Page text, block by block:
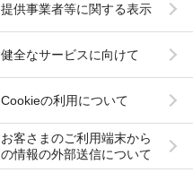
提供事業者等に関する表示
健全なサービスに向けて
Cookieの利用について
お客さまのご利用端末から
の情報の外部送信について